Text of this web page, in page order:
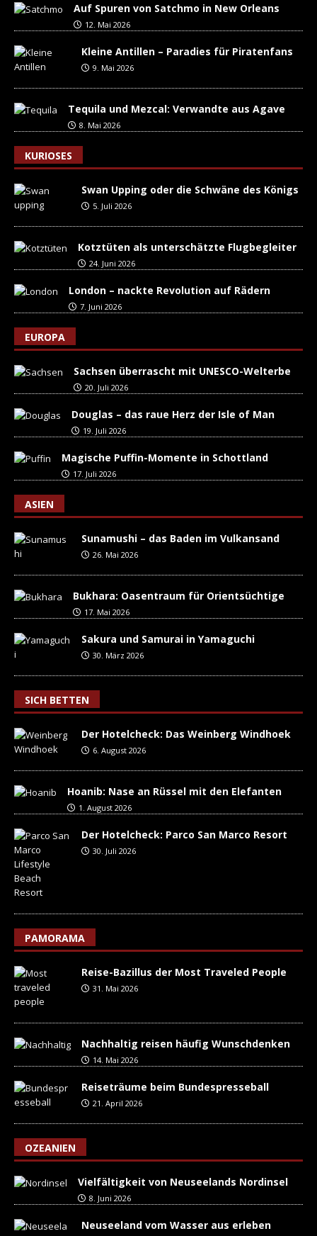
Auf Spuren von Satchmo in New Orleans
12. Mai 2026
Kleine Antillen – Paradies für Piratenfans
9. Mai 2026
Tequila und Mezcal: Verwandte aus Agave
8. Mai 2026
KURIOSES
Swan Upping oder die Schwäne des Königs
5. Juli 2026
Kotztüten als unterschätzte Flugbegleiter
24. Juni 2026
London – nackte Revolution auf Rädern
7. Juni 2026
EUROPA
Sachsen überrascht mit UNESCO-Welterbe
20. Juli 2026
Douglas – das raue Herz der Isle of Man
19. Juli 2026
Magische Puffin-Momente in Schottland
17. Juli 2026
ASIEN
Sunamushi – das Baden im Vulkansand
26. Mai 2026
Bukhara: Oasentraum für Orientsüchtige
17. Mai 2026
Sakura und Samurai in Yamaguchi
30. März 2026
SICH BETTEN
Der Hotelcheck: Das Weinberg Windhoek
6. August 2026
Hoanib: Nase an Rüssel mit den Elefanten
1. August 2026
Der Hotelcheck: Parco San Marco Resort
30. Juli 2026
PAMORAMA
Reise-Bazillus der Most Traveled People
31. Mai 2026
Nachhaltig reisen häufig Wunschdenken
14. Mai 2026
Reiseträume beim Bundespresseball
21. April 2026
OZEANIEN
Vielfältigkeit von Neuseelands Nordinsel
8. Juni 2026
Neuseeland vom Wasser aus erleben